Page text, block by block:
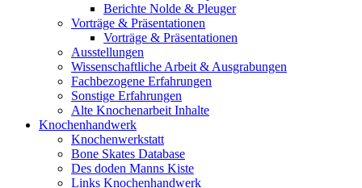
Berichte Nolde & Pleuger
Vorträge & Präsentationen
Vorträge & Präsentationen
Ausstellungen
Wissenschaftliche Arbeit & Ausgrabungen
Fachbezogene Erfahrungen
Sonstige Erfahrungen
Alte Knochenarbeit Inhalte
Knochenhandwerk
Knochenwerkstatt
Bone Skates Database
Des doden Manns Kiste
Links Knochenhandwerk